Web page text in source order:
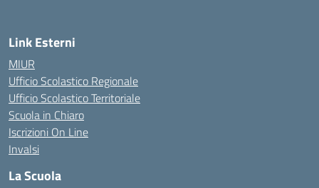
Link Esterni
MIUR
Ufficio Scolastico Regionale
Ufficio Scolastico Territoriale
Scuola in Chiaro
Iscrizioni On Line
Invalsi
La Scuola